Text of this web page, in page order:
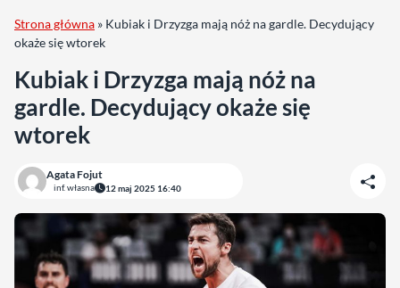
Strona główna » Kubiak i Drzyzga mają nóż na gardle. Decydujący
okaże się wtorek
Kubiak i Drzyzga mają nóż na
gardle. Decydujący okaże się
wtorek
Agata Fojut
inf. własna 12 maj 2025 16:40